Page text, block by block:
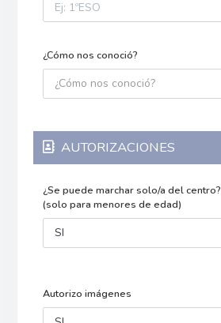
¿Cómo nos conoció?
¿Cómo nos conoció?
AUTORIZACIONES
¿Se puede marchar solo/a del centro?
(solo para menores de edad)
SI
Autorizo imágenes